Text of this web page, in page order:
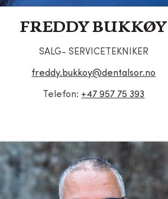
FREDDY BUKKØY
SALG- SERVICETEKNIKER
freddy.bukkoy@dentalsor.no
Telefon: +47 957 75 393